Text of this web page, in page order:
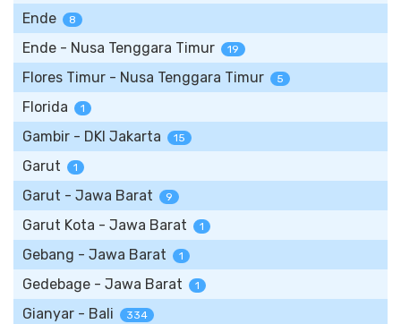
Ende 8
Ende - Nusa Tenggara Timur 19
Flores Timur - Nusa Tenggara Timur 5
Florida 1
Gambir - DKI Jakarta 15
Garut 1
Garut - Jawa Barat 9
Garut Kota - Jawa Barat 1
Gebang - Jawa Barat 1
Gedebage - Jawa Barat 1
Gianyar - Bali 334